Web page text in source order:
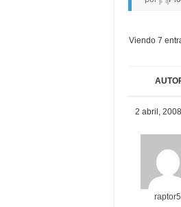
Viendo 7
2 abril,
raptor5